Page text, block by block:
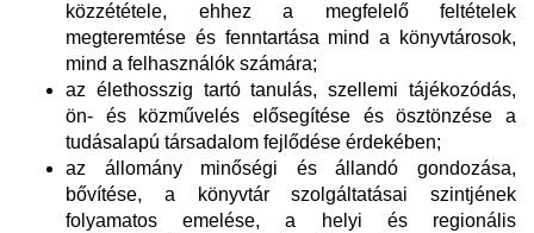
közzététele, ehhez a megfelelő feltételek
megteremtése és fenntartása mind a könyvtárosok,
mind a felhasználók számára;
az élethosszig tartó tanulás, szellemi tájékozódás,
ön- és közművelés elősegítése és ösztönzése a
tudásalapú társadalom fejlődése érdekében;
az állomány minőségi és állandó gondozása,
bővítése, a könyvtár szolgáltatásai szintjének
folyamatos emelése, a helyi és regionális